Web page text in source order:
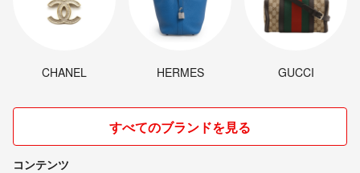
CHANEL HERMES GUCCI
すべてのブランドを見る
コンテンツ